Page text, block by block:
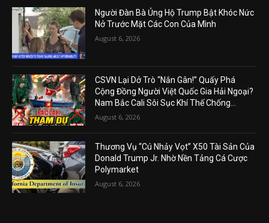
Người Đàn Bà Ủng Hộ Trump Bật Khóc Nức
Nở Trước Mặt Các Con Của Mình
August 6, 2026
CSVN Lại Dở Trò “Nắn Gân!” Quấy Phá
Cộng Đồng Người Việt Quốc Gia Hải Ngoại?
Nam Bắc Cali Sôi Sục Khí Thế Chống...
August 6, 2026
Thương Vụ “Cú Nhảy Vọt” X50 Tài Sản Của
Donald Trump Jr. Nhờ Nền Tảng Cá Cược
Polymarket
August 6, 2026